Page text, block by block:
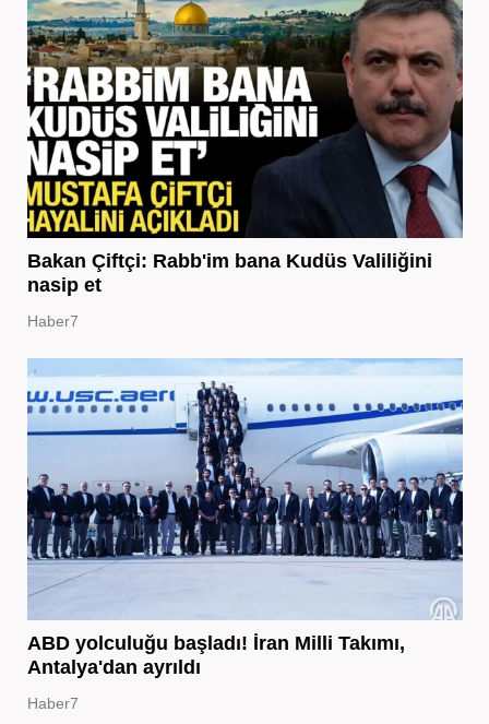
Bakan Çiftçi: Rabb'im bana Kudüs Valiliğini
nasip et
Haber7
ABD yolculuğu başladı! İran Milli Takımı,
Antalya'dan ayrıldı
Haber7